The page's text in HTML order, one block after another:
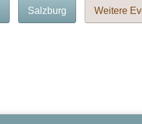
Salzburg Weitere